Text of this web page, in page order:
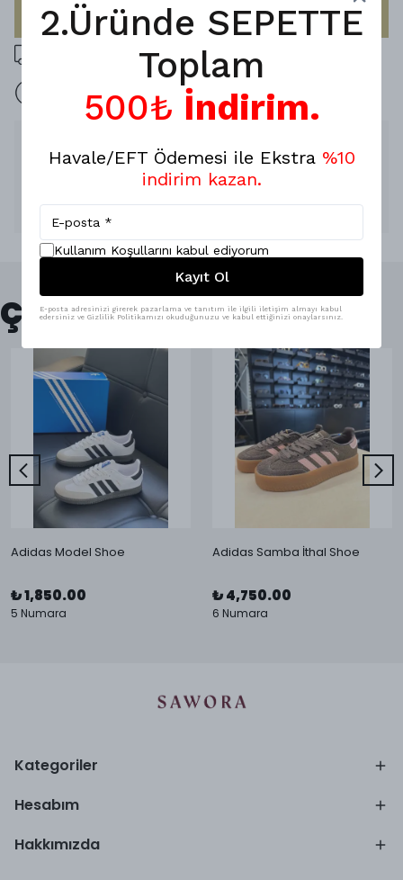
HEMEN AL
5000 ₺ üzeri ücretsiz kargo
İade yok 7 Gün değişim mevcuttur.
KUTULU GÖNDERİM !
Hijyen kuralları gereği değişim&iade yoktur'
Çok Satanlar
Adidas Model Shoe
₺ 1,850.00
5 Numara
Adidas Samba İthal Shoe
₺ 4,750.00
6 Numara
Kategoriler
Hesabım
Hakkımızda
2.Üründe SEPETTE
Toplam
500₺ İndirim.
Havale/EFT Ödemesi ile Ekstra %10
indirim kazan.
Kullanım Koşullarını kabul ediyorum
Kayıt Ol
E-posta adresinizi girerek pazarlama ve tanıtım ile ilgili iletişim almayı kabul
edersiniz ve Gizlilik Politikamızı okuduğunuzu ve kabul ettiğinizi onaylarsınız.